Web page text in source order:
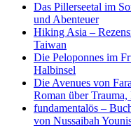
Das Pillerseetal im
und Abenteuer
Hiking Asia –
Taiwan
Die Peloponnes im
Halbinsel
Die Avenues von
Roman über
fundamentalös –
von Nussaibah